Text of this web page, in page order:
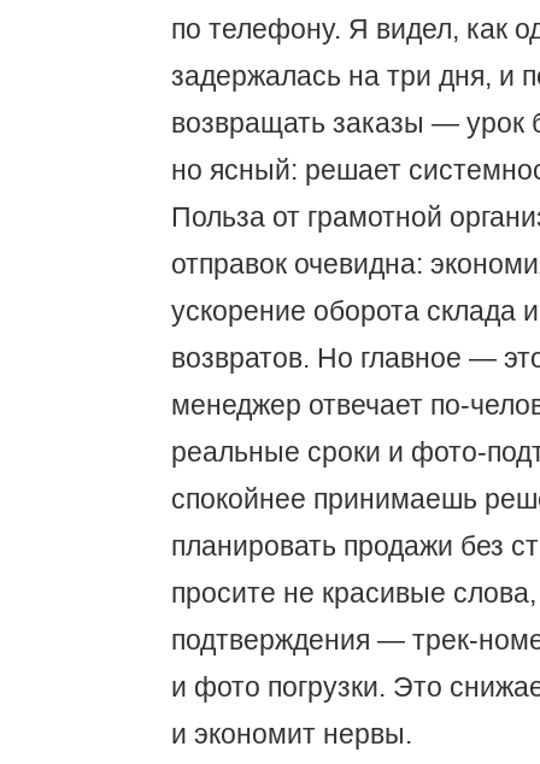
по телефону. Я видел, как
задержалась на три дня, и
возвращать заказы — урок
но ясный: решает
Польза от грамотной
отправок очевидна:
ускорение оборота склада
возвратов. Но главное —
менеджер отвечает по-
реальные сроки и фото-
спокойнее принимаешь
планировать продажи без
просите не красивые
подтверждения — трек-
и фото погрузки. Это
и экономит нервы.